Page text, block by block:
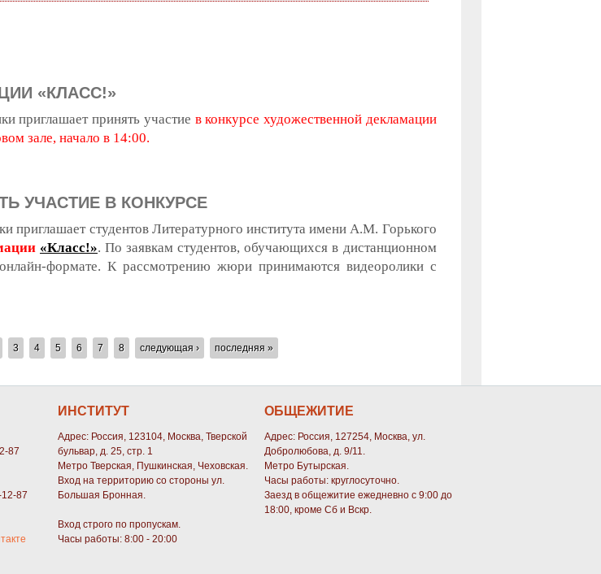
«КЛАСС!»
приглашает принять участие в конкурсе художественной декламации
зале, начало в 14:00.
УЧАСТИЕ В КОНКУРСЕ
приглашает студентов Литературного института имени А.М. Горького
«Класс!». По заявкам студентов, обучающихся в дистанционном
формате. К рассмотрению жюри принимаются видеоролики с
3 4 5 6 7 8 следующая › последняя »
87
87
ИНСТИТУТ
Адрес: Россия, 123104, Москва, Тверской
бульвар, д. 25, стр. 1
Метро Тверская, Пушкинская, Чеховская.
Вход на территорию со стороны ул.
Большая Бронная.
Вход строго по пропускам.
Часы работы: 8:00 - 20:00
ОБЩЕЖИТИЕ
Адрес: Россия, 127254, Москва, ул.
Добролюбова, д. 9/11.
Метро Бутырская.
Часы работы: круглосуточно.
Заезд в общежитие ежедневно с 9:00 до
18:00, кроме Сб и Вскр.